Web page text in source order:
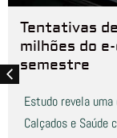
Tentativas
milhões do
semestre
Estudo revela
Calçados e Saúde